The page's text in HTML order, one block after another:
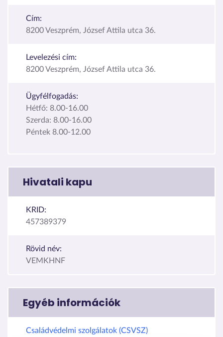
Cím:
8200 Veszprém, József Attila utca 36.
Levelezési cím:
8200 Veszprém, József Attila utca 36.
Ügyfélfogadás:
Hétfő: 8.00-16.00
Szerda: 8.00-16.00
Péntek 8.00-12.00
Hivatali kapu
KRID:
457389379
Rövid név:
VEMKHNF
Egyéb információk
Családvédelmi szolgálatok (CSVSZ)